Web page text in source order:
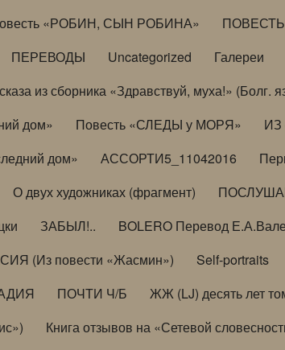
«РОБИН, СЫН РОБИНА» ПОВЕСТЬ
ПЕРЕВОДЫ Uncategorized Галереи
из сборника «Здравствуй, муха!» (Болг.
дом» Повесть «СЛЕДЫ у МОРЯ» ИЗ
дом» АССОРТИ5_11042016
О двух художниках (фрагмент)
ЗАБЫЛ!.. BOLERO Перевод
(Из повести «Жасмин») Self-portraits
ПОЧТИ Ч/Б ЖЖ (LJ) десять лет
Книга отзывов на «Сетевой